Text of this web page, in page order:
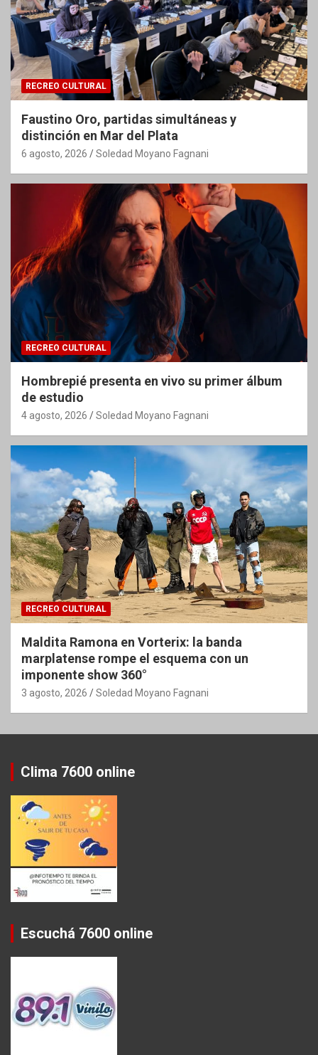
RECREO CULTURAL
Faustino Oro, partidas simultáneas y
distinción en Mar del Plata
6 agosto, 2026 Soledad Moyano Fagnani
RECREO CULTURAL
Hombrepié presenta en vivo su primer álbum
de estudio
4 agosto, 2026 Soledad Moyano Fagnani
RECREO CULTURAL
Maldita Ramona en Vorterix: la banda
marplatense rompe el esquema con un
imponente show 360°
3 agosto, 2026 Soledad Moyano Fagnani
Clima 7600 online
Escuchá 7600 online